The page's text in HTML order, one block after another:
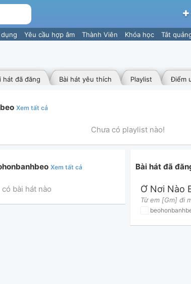
Yêu cầu hợp âm Thành Viên Khóa học Tắt
Điểm
Playlist
Bài hát yêu thích
hát đã đăng
Xem tất cả
Chưa có playlist nào!
Xem tất cả
bài hát nào
Bài hát đã